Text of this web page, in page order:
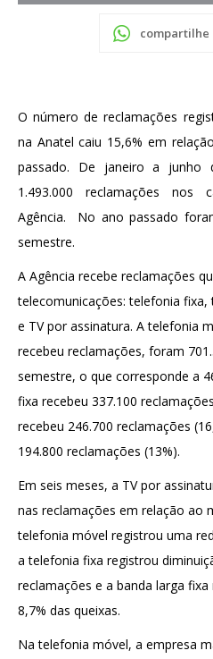
compartilhe
O número de reclamações
na Anatel caiu 15,6% em
passado. De janeiro a junho
1.493.000 reclamações nos
Agência. No ano passado
semestre.
A Agência recebe reclamações
telecomunicações: telefonia
e TV por assinatura. A telefonia
recebeu reclamações, foram
semestre, o que corresponde a
fixa recebeu 337.100
recebeu 246.700 reclamações
194.800 reclamações (13%).
Em seis meses, a TV por
nas reclamações em relação ao
telefonia móvel registrou uma
a telefonia fixa registrou
reclamações e a banda larga
8,7% das queixas.
Na telefonia móvel, a empresa